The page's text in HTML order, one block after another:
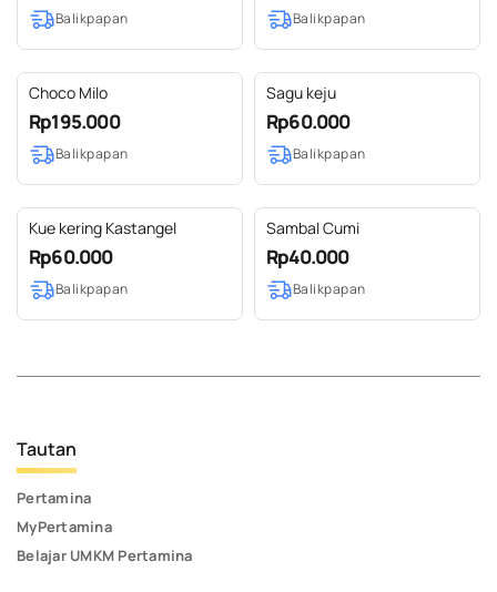
Balikpapan Balikpapan
Choco Milo
Rp195.000
Balikpapan
Sagu keju
Rp60.000
Balikpapan
Kue kering Kastangel
Rp60.000
Balikpapan
Sambal Cumi
Rp40.000
Balikpapan
Tautan
Pertamina
MyPertamina
Belajar UMKM Pertamina